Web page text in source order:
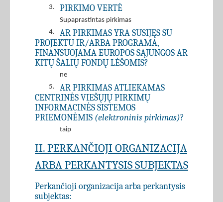
3.
PIRKIMO VERTĖ
Supaprastintas pirkimas
4.
AR PIRKIMAS YRA SUSIJĘS SU
PROJEKTU IR/ARBA PROGRAMA,
FINANSUOJAMA EUROPOS SĄJUNGOS AR
KITŲ ŠALIŲ FONDŲ LĖŠOMIS?
ne
5.
AR PIRKIMAS ATLIEKAMAS
CENTRINĖS VIEŠŲJŲ PIRKIMŲ
INFORMACINĖS SISTEMOS
PRIEMONĖMIS (elektroninis pirkimas)?
taip
II. PERKANČIOJI ORGANIZACIJA
ARBA PERKANTYSIS SUBJEKTAS
Perkančioji organizacija arba perkantysis
subjektas: